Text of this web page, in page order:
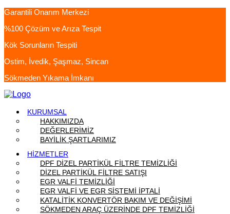
Garantili Onarım Merkezi
%100 Çözüm ve Arıza Tespit
Kök Sorunların Tespiti
Ostim, İvedik, Şaşmaz, Sincan
Sökmeden Yıkama İmkanı
KURUMSAL
HAKKIMIZDA
DEĞERLERİMİZ
BAYİLİK ŞARTLARIMIZ
HİZMETLER
DPF DİZEL PARTİKÜL FİLTRE TEMİZLİĞİ
DİZEL PARTİKÜL FİLTRE SATIŞI
EGR VALFİ TEMİZLİĞİ
EGR VALFİ VE EGR SİSTEMİ İPTALİ
KATALİTİK KONVERTÖR BAKIM VE DEĞİŞİMİ
SÖKMEDEN ARAÇ ÜZERİNDE DPF TEMİZLİĞİ